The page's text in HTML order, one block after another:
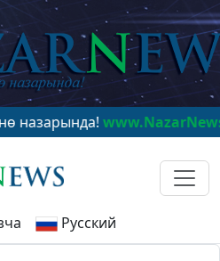
www.NazarNews.kg
Русский